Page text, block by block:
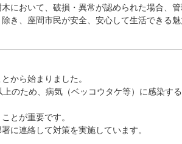
において、破損・異常が認められた場合、
き、座間市民が安全、安心して生活できる
から始まりました。
のため、病気（ベッコウタケ等）に感染す
とが重要です。
に連絡して対策を実施しています。